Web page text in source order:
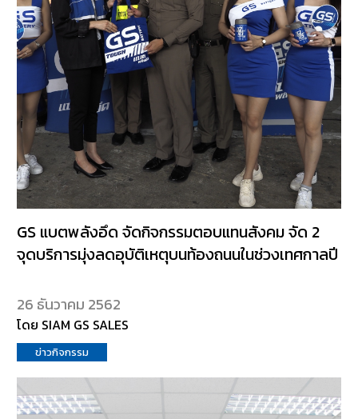
GS แบตพลังอึด จัดกิจกรรมตอบแทนสังคม จัด 2
จุดบริการมุ่งลดอุบัติเหตุบนท้องถนนในช่วงเทศกาลปี
26 ธันวาคม 2562
โดย SIAM GS SALES
ข่าวกิจกรรม